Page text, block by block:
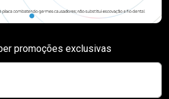
promoções exclusivas